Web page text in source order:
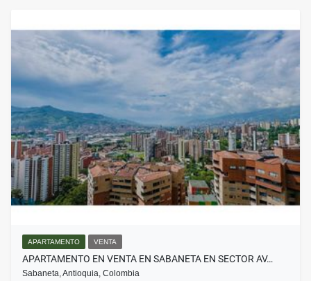
APARTAMENTO VENTA
APARTAMENTO EN VENTA EN SABANETA EN SECTOR AV…
Sabaneta, Antioquia, Colombia